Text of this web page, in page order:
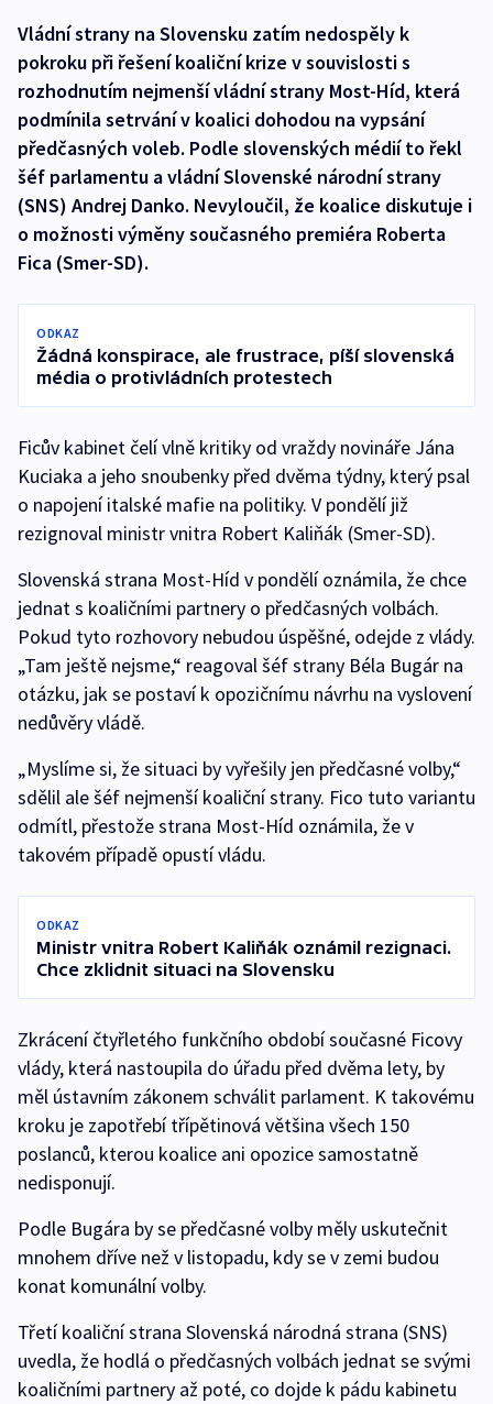
Vládní strany na Slovensku zatím nedospěly k
pokroku při řešení koaliční krize v souvislosti s
rozhodnutím nejmenší vládní strany Most-Híd, která
podmínila setrvání v koalici dohodou na vypsání
předčasných voleb. Podle slovenských médií to řekl
šéf parlamentu a vládní Slovenské národní strany
(SNS) Andrej Danko. Nevyloučil, že koalice diskutuje i
o možnosti výměny současného premiéra Roberta
Fica (Smer-SD).
ODKAZ
Žádná konspirace, ale frustrace, píší slovenská
média o protivládních protestech
Ficův kabinet čelí vlně kritiky od vraždy novináře Jána
Kuciaka a jeho snoubenky před dvěma týdny, který psal
o napojení italské mafie na politiky. V pondělí již
rezignoval ministr vnitra Robert Kaliňák (Smer-SD).
Slovenská strana Most-Híd v pondělí oznámila, že chce
jednat s koaličními partnery o předčasných volbách.
Pokud tyto rozhovory nebudou úspěšné, odejde z vlády.
„Tam ještě nejsme,“ reagoval šéf strany Béla Bugár na
otázku, jak se postaví k opozičnímu návrhu na vyslovení
nedůvěry vládě.
„Myslíme si, že situaci by vyřešily jen předčasné volby,“
sdělil ale šéf nejmenší koaliční strany. Fico tuto variantu
odmítl, přestože strana Most-Híd oznámila, že v
takovém případě opustí vládu.
ODKAZ
Ministr vnitra Robert Kaliňák oznámil rezignaci.
Chce zklidnit situaci na Slovensku
Zkrácení čtyřletého funkčního období současné Ficovy
vlády, která nastoupila do úřadu před dvěma lety, by
měl ústavním zákonem schválit parlament. K takovému
kroku je zapotřebí třípětinová většina všech 150
poslanců, kterou koalice ani opozice samostatně
nedisponují.
Podle Bugára by se předčasné volby měly uskutečnit
mnohem dříve než v listopadu, kdy se v zemi budou
konat komunální volby.
Třetí koaliční strana Slovenská národná strana (SNS)
uvedla, že hodlá o předčasných volbách jednat se svými
koaličními partnery až poté, co dojde k pádu kabinetu